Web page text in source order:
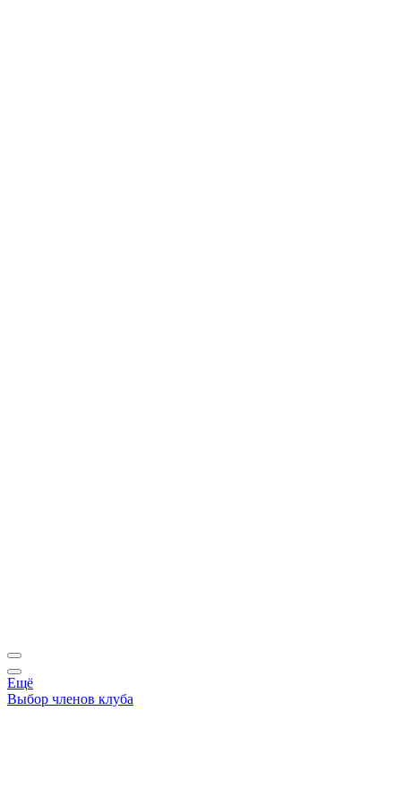
Ещё
Выбор членов клуба